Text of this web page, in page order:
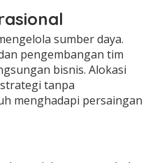
sumber daya.
pengembangan tim
bisnis. Alokasi
tanpa
menghadapi persaingan